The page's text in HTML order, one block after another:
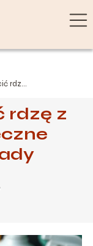
rdzę
porady
rdzę z